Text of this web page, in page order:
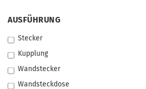
AUSFÜHRUNG
AUSFÜHRUNG
Stecker
Kupplung
Wandstecker
Wandsteckdose